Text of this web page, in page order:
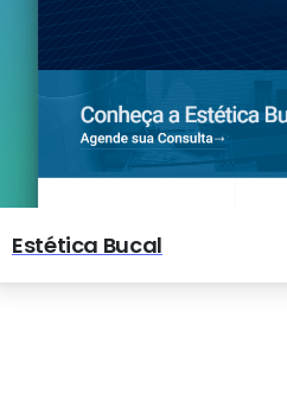
Estética Bucal